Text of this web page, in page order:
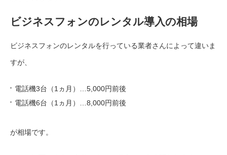
ビジネスフォンのレンタル導入の相場
ビジネスフォンのレンタルを行っている業者さんによって違いま
すが、
電話機3台（1ヵ月）…5,000円前後
電話機6台（1ヵ月）…8,000円前後
が相場です。